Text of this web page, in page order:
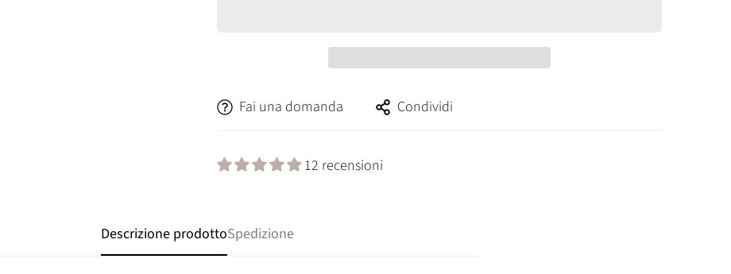
Fai una domanda Condividi
12 recensioni
Descrizione prodottoSpedizione